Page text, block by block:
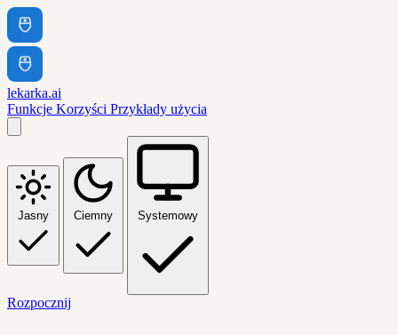
lekarka.ai
Funkcje Korzyści Przykłady użycia
Jasny Ciemny Systemowy
Rozpocznij